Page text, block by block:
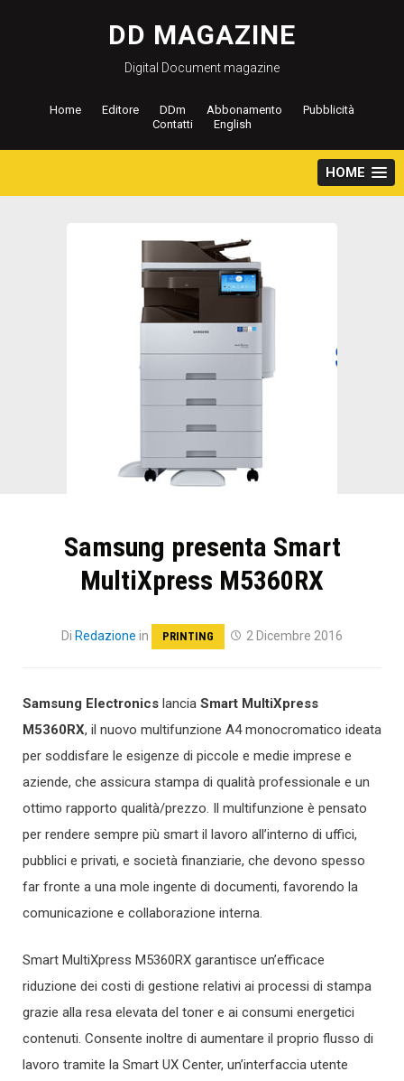
contenuto
DD MAGAZINE
Digital Document magazine
Home Editore DDm Abbonamento
Pubblicità
Contatti
English
HOME
Samsung presenta Smart
MultiXpress M5360RX
Di Redazione in PRINTING 2 Dicembre 2016
Samsung Electronics lancia Smart MultiXpress
M5360RX, il nuovo multifunzione A4 monocromatico ideata
per soddisfare le esigenze di piccole e medie imprese e
aziende, che assicura stampa di qualità professionale e un
ottimo rapporto qualità/prezzo. Il multifunzione è pensato
per rendere sempre più smart il lavoro all’interno di uffici,
pubblici e privati, e società finanziarie, che devono spesso
far fronte a una mole ingente di documenti, favorendo la
comunicazione e collaborazione interna.
Smart MultiXpress M5360RX garantisce un’efficace
riduzione dei costi di gestione relativi ai processi di stampa
grazie alla resa elevata del toner e ai consumi energetici
contenuti. Consente inoltre di aumentare il proprio flusso di
lavoro tramite la Smart UX Center, un’interfaccia utente